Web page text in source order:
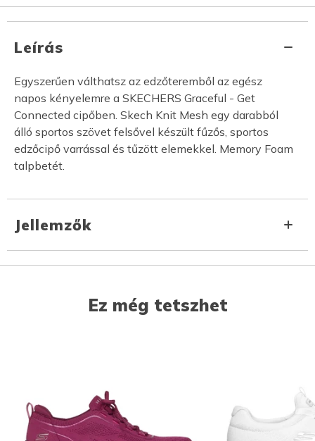
Leírás
Egyszerűen válthatsz az edzőteremből az egész
napos kényelemre a SKECHERS Graceful - Get
Connected cipőben. Skech Knit Mesh egy darabból
álló sportos szövet felsővel készült fűzős, sportos
edzőcipő varrással és tűzött elemekkel. Memory Foam
talpbetét.
Jellemzők
Ez még tetszhet